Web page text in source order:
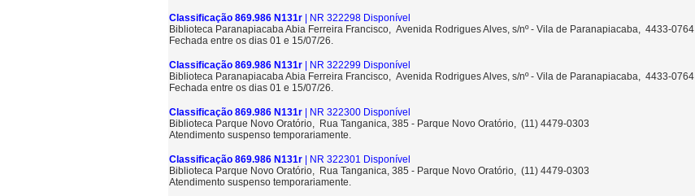
Classificação 869.986 N131r | NR 322298 Disponível
Biblioteca Paranapiacaba Abia Ferreira Francisco, Avenida Rodrigues Alves, s/nº - Vila de Paranapiacaba, 4433-0764
Fechada entre os dias 01 e 15/07/26.
Classificação 869.986 N131r | NR 322299 Disponível
Biblioteca Paranapiacaba Abia Ferreira Francisco, Avenida Rodrigues Alves, s/nº - Vila de Paranapiacaba, 4433-0764
Fechada entre os dias 01 e 15/07/26.
Classificação 869.986 N131r | NR 322300 Disponível
Biblioteca Parque Novo Oratório, Rua Tanganica, 385 - Parque Novo Oratório, (11) 4479-0303
Atendimento suspenso temporariamente.
Classificação 869.986 N131r | NR 322301 Disponível
Biblioteca Parque Novo Oratório, Rua Tanganica, 385 - Parque Novo Oratório, (11) 4479-0303
Atendimento suspenso temporariamente.